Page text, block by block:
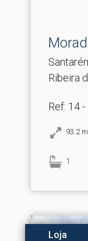
Ribeira
Ref: 14 -
93.2 m
1
Loja